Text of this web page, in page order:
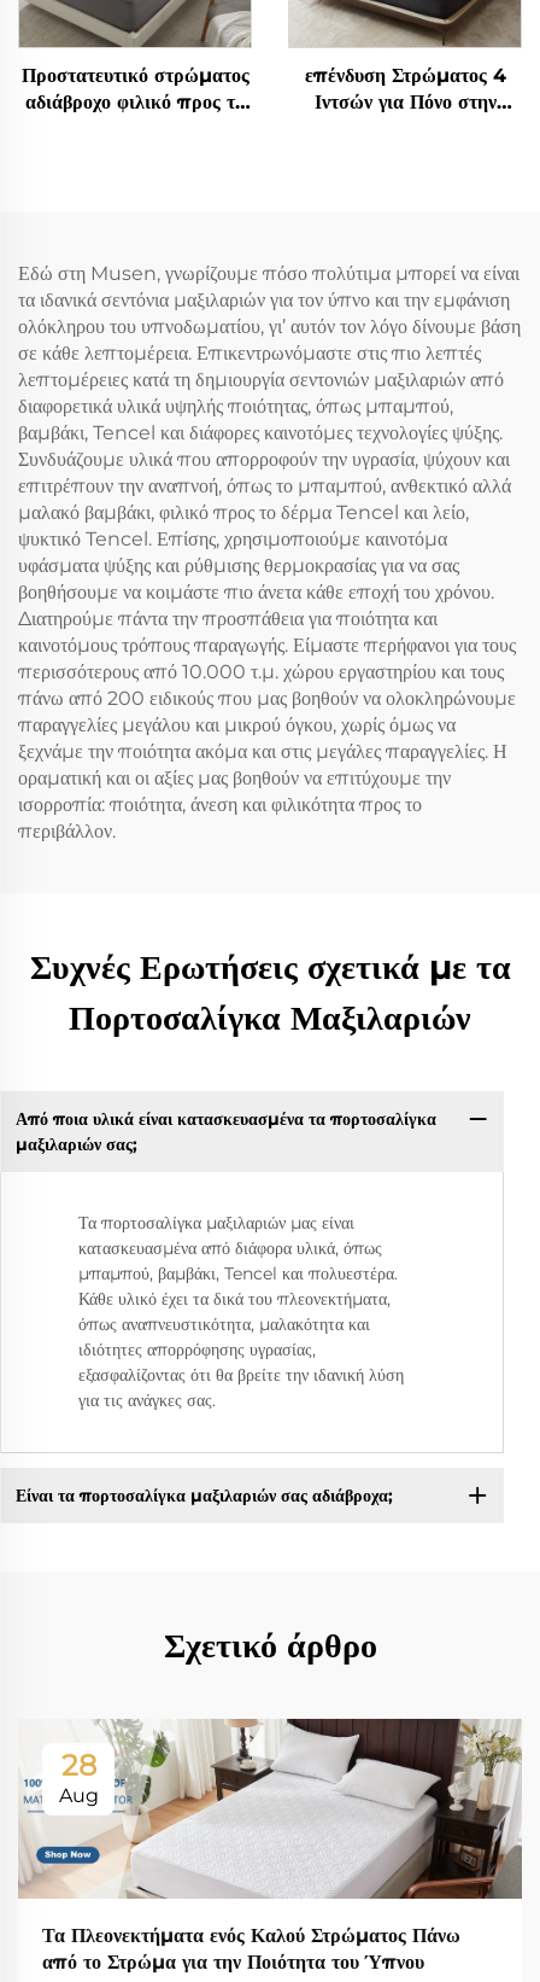
Προστατευτικό στρώματος
αδιάβροχο φιλικό προς το
επένδυση Στρώματος 4
Ιντσών για Πόνο στην
Ανακούφισης Πίεσης
(Γκρι)
Εδώ στη Musen, γνωρίζουμε πόσο πολύτιμα μπορεί να είναι
τα ιδανικά σεντόνια μαξιλαριών για τον ύπνο και την εμφάνιση
ολόκληρου του υπνοδωματίου, γι’ αυτόν τον λόγο δίνουμε βάση
σε κάθε λεπτομέρεια. Επικεντρωνόμαστε στις πιο λεπτές
λεπτομέρειες κατά τη δημιουργία σεντονιών μαξιλαριών από
διαφορετικά υλικά υψηλής ποιότητας, όπως μπαμπού,
βαμβάκι, Tencel και διάφορες καινοτόμες τεχνολογίες ψύξης.
Συνδυάζουμε υλικά που απορροφούν την υγρασία, ψύχουν και
επιτρέπουν την αναπνοή, όπως το μπαμπού, ανθεκτικό αλλά
μαλακό βαμβάκι, φιλικό προς το δέρμα Tencel και λείο,
ψυκτικό Tencel. Επίσης, χρησιμοποιούμε καινοτόμα
υφάσματα ψύξης και ρύθμισης θερμοκρασίας για να σας
βοηθήσουμε να κοιμάστε πιο άνετα κάθε εποχή του χρόνου.
Διατηρούμε πάντα την προσπάθεια για ποιότητα και
καινοτόμους τρόπους παραγωγής. Είμαστε περήφανοι για τους
περισσότερους από 10.000 τ.μ. χώρου εργαστηρίου και τους
πάνω από 200 ειδικούς που μας βοηθούν να ολοκληρώνουμε
παραγγελίες μεγάλου και μικρού όγκου, χωρίς όμως να
ξεχνάμε την ποιότητα ακόμα και στις μεγάλες παραγγελίες. Η
οραματική και οι αξίες μας βοηθούν να επιτύχουμε την
ισορροπία: ποιότητα, άνεση και φιλικότητα προς το
περιβάλλον.
Συχνές Ερωτήσεις σχετικά με τα
Πορτοσαλίγκα Μαξιλαριών
Από ποια υλικά είναι κατασκευασμένα τα πορτοσαλίγκα
μαξιλαριών σας;
Τα πορτοσαλίγκα μαξιλαριών μας είναι
κατασκευασμένα από διάφορα υλικά, όπως
μπαμπού, βαμβάκι, Tencel και πολυεστέρα.
Κάθε υλικό έχει τα δικά του πλεονεκτήματα,
όπως αναπνευστικότητα, μαλακότητα και
ιδιότητες απορρόφησης υγρασίας,
εξασφαλίζοντας ότι θα βρείτε την ιδανική λύση
για τις ανάγκες σας.
Είναι τα πορτοσαλίγκα μαξιλαριών σας αδιάβροχα;
Σχετικό άρθρο
28
Aug
Τα Πλεονεκτήματα ενός Καλού Στρώματος Πάνω
από το Στρώμα για την Ποιότητα του Ύπνου